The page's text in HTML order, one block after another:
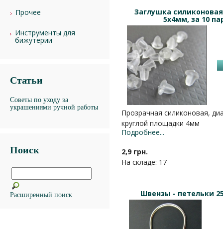
Прочее
Инструменты для
бижутерии
Статьи
Советы по уходу за
украшениями ручной работы
Поиск
Расширенный поиск
Заглушка
5х4мм, за 10
Прозрачная силиконовая,
круглой площадки 4мм
Подробнее...
2,9 грн.
На складе: 17
Швензы - петельки